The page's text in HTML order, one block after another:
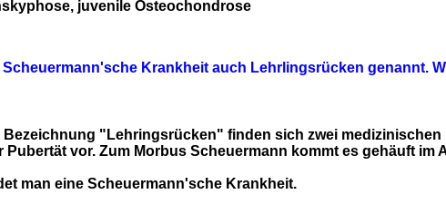
juvenile Osteochondrose
Krankheit auch Lehrlingsrücken genannt.
Bezeichnung "Lehringsrücken" finden sich zwei medizinischen
Pubertät vor. Zum Morbus Scheuermann kommt es gehäuft im
man eine Scheuermann'sche Krankheit.